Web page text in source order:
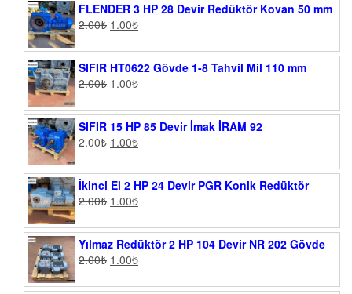
FLENDER 3 HP 28 Devir Redüktör Kovan 50 mm
2.00₺ 1.00₺
SIFIR HT0622 Gövde 1-8 Tahvil Mil 110 mm
2.00₺ 1.00₺
SIFIR 15 HP 85 Devir İmak İRAM 92
2.00₺ 1.00₺
İkinci El 2 HP 24 Devir PGR Konik Redüktör
2.00₺ 1.00₺
Yılmaz Redüktör 2 HP 104 Devir NR 202 Gövde
2.00₺ 1.00₺